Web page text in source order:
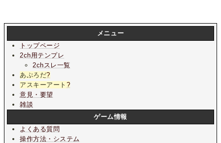
メニュー
トップページ
2ch用テンプレ
2chスレ一覧
あぷろだ?
アスキーアート ?
意見・要望
雑談
ゲーム情報
よくある質問
操作方法・システム